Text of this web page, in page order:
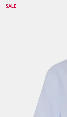
SALE